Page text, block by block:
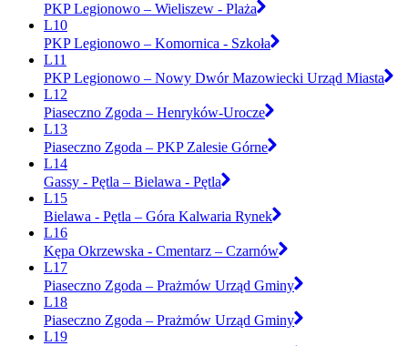
PKP Legionowo – Wieliszew - Plaża
L10
PKP Legionowo – Komornica - Szkoła
L11
PKP Legionowo – Nowy Dwór Mazowiecki Urząd Miasta
L12
Piaseczno Zgoda – Henryków-Urocze
L13
Piaseczno Zgoda – PKP Zalesie Górne
L14
Gassy - Pętla – Bielawa - Pętla
L15
Bielawa - Pętla – Góra Kalwaria Rynek
L16
Kępa Okrzewska - Cmentarz – Czarnów
L17
Piaseczno Zgoda – Prażmów Urząd Gminy
L18
Piaseczno Zgoda – Prażmów Urząd Gminy
L19